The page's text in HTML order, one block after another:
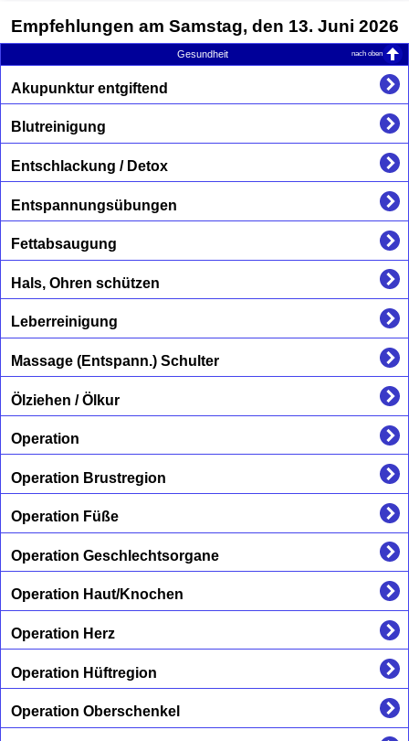
Empfehlungen am Samstag, den 13. Juni 2026
Gesundheit nach oben
Akupunktur entgiftend
Blutreinigung
Entschlackung / Detox
Entspannungsübungen
Fettabsaugung
Hals, Ohren schützen
Leberreinigung
Massage (Entspann.) Schulter
Ölziehen / Ölkur
Operation
Operation Brustregion
Operation Füße
Operation Geschlechtsorgane
Operation Haut/Knochen
Operation Herz
Operation Hüftregion
Operation Oberschenkel